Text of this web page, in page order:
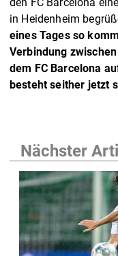
in Heidenheim
eines Tages so
Verbindung
dem FC Barcelona
besteht seither jetzt
Nächster